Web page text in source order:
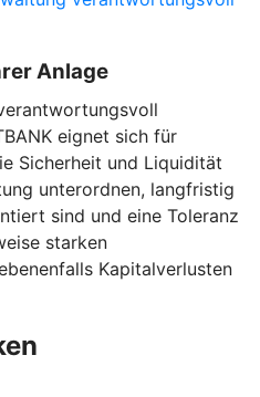
Anlage
eignet sich für
Sicherheit und Liquidität
unterordnen, langfristig
sind und eine Toleranz
starken
Kapitalverlusten